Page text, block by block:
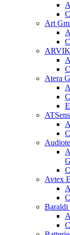
Art
Atera
Avtex
Baraldi